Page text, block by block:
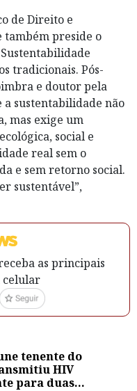
de Direito e
também preside o
tradicionais. Pós-
e doutor pela
a sustentabilidade não
mas exige um
social e
real sem o
e sem retorno social.
sustentável”,
as principais
celular
tenente do
HIV
para duas